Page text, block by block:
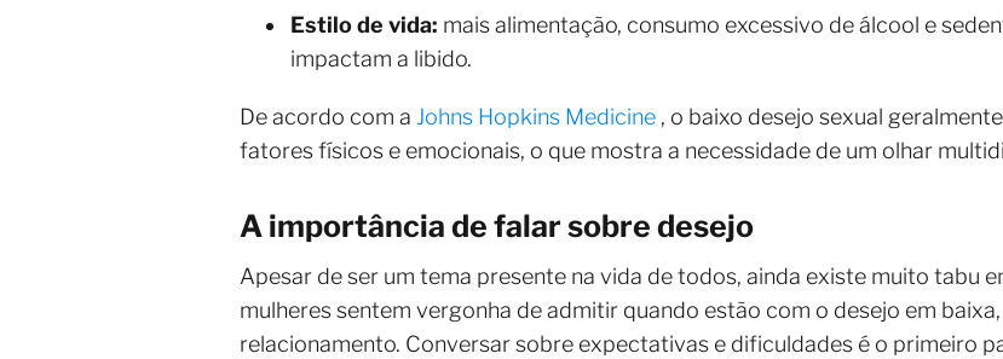
Estilo de vida: mais alimentação, consumo excessivo de álcool e
impactam a libido.
De acordo com a Johns Hopkins Medicine , o baixo desejo sexual
fatores físicos e emocionais, o que mostra a necessidade de um olhar
A importância de falar sobre desejo
Apesar de ser um tema presente na vida de todos, ainda existe muito tabu
mulheres sentem vergonha de admitir quando estão com o desejo em
relacionamento. Conversar sobre expectativas e dificuldades é o primeiro